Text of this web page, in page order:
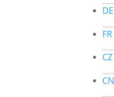
DE
FR
CZ
CN